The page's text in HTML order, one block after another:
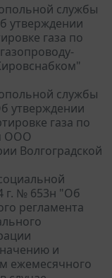
службы
утверждении
газа по
службы
утверждении
газа по
ООО
Волгоградской
г. № 653н "Об
регламента
и
ежемесячного